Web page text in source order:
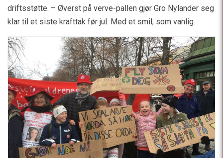
driftsstøtte. – Øverst på verve-pallen gjør Gro Nylander seg
klar til et siste krafttak før jul. Med et smil, som vanlig.